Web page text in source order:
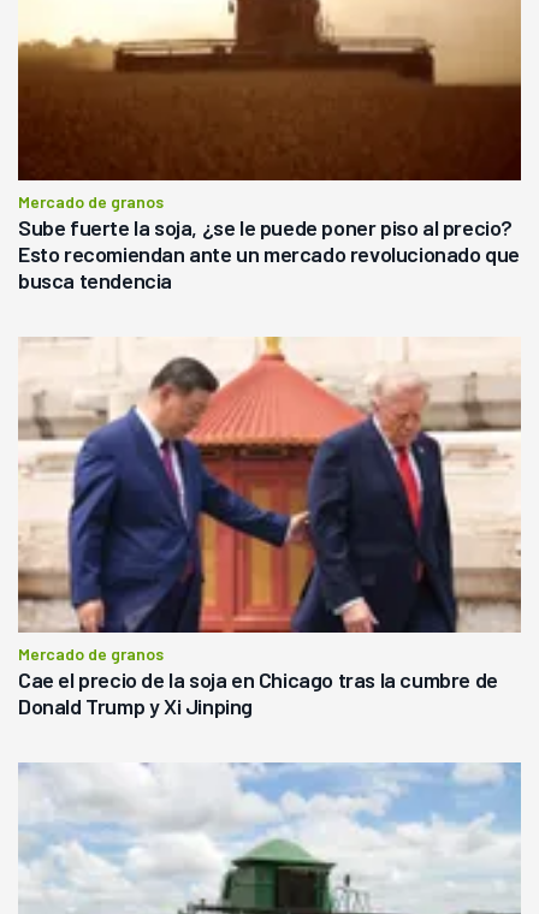
Mercado de granos
Sube fuerte la soja, ¿se le puede poner piso al precio?
Esto recomiendan ante un mercado revolucionado que
busca tendencia
Mercado de granos
Cae el precio de la soja en Chicago tras la cumbre de
Donald Trump y Xi Jinping